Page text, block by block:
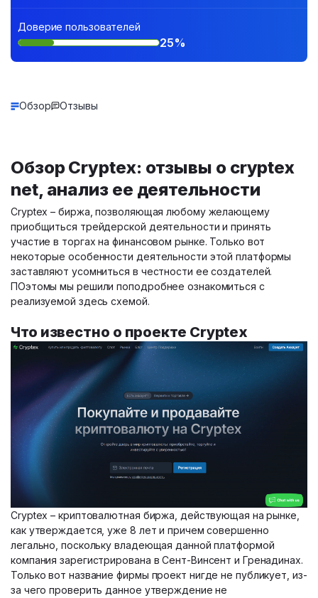
Доверие пользователей
25%
Обзор Отзывы
Обзор Cryptex: отзывы о cryptex
net, анализ ее деятельности
Cryptex – биржа, позволяющая любому желающему
приобщиться трейдерской деятельности и принять
участие в торгах на финансовом рынке. Только вот
некоторые особенности деятельности этой платформы
заставляют усомниться в честности ее создателей.
ПОэтомы мы решили поподробнее ознакомиться с
реализуемой здесь схемой.
Что известно о проекте Cryptex
Cryptex – криптовалютная биржа, действующая на рынке,
как утверждается, уже 8 лет и причем совершенно
легально, поскольку владеющая данной платформой
компания зарегистрирована в Сент-Винсент и Гренадинах.
Только вот название фирмы проект нигде не публикует, из-
за чего проверить данное утверждение не